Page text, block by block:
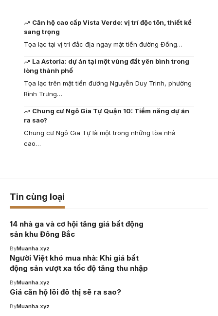
Căn hộ cao cấp Vista Verde: vị trí độc tôn, thiết kế
sang trọng
Tọa lạc tại vị trí đắc địa ngay mặt tiền đường Đồng…
La Astoria: dự án tại một vùng đất yên bình trong
lòng thành phố
Tọa lạc trên mặt tiền đường Nguyễn Duy Trinh, phường
Bình Trưng…
Chung cư Ngô Gia Tự Quận 10: Tiềm năng dự án
ra sao?
Chung cư Ngô Gia Tự là một trong những tòa nhà
cao…
Tin cùng loại
14 nhà ga và cơ hội tăng giá bất động
sản khu Đông Bắc
ByMuanha.xyz
Người Việt khó mua nhà: Khi giá bất
động sản vượt xa tốc độ tăng thu nhập
ByMuanha.xyz
Giá căn hộ lõi đô thị sẽ ra sao?
ByMuanha.xyz